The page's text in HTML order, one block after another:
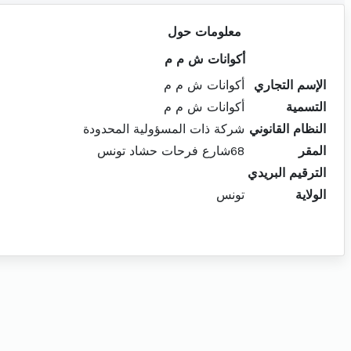
معلومات حول
أكوانات ش م م
الإسم التجاري
أكوانات ش م م
التسمية
أكوانات ش م م
النظام القانوني شركة ذات المسؤولية المحدودة
المقر
68شارع فرحات حشاد تونس
الترقيم البريدي
الولاية
تونس